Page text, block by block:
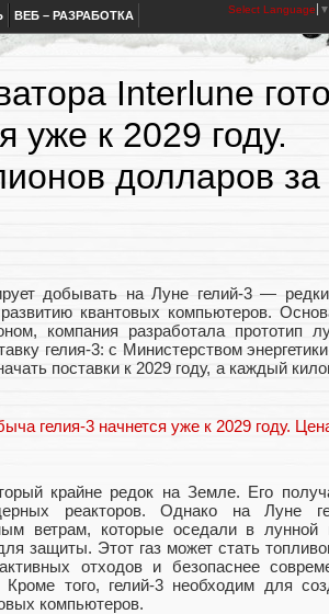
ВЕБ – РАЗРАБОТКА Select Language ▼
Interlune
уже к 2029 году.
долларов за
добывать на Луне гелий-3 —
квантовых компьютеров.
компания разработала прототип
гелия-3: с Министерством
поставки к 2029 году, а каждый
крайне редок на Земле. Его
реакторов. Однако на Луне
ветрам, которые оседали в лунной
защиты. Этот газ может стать
отходов и безопаснее
того, гелий-3 необходим для
компьютеров.